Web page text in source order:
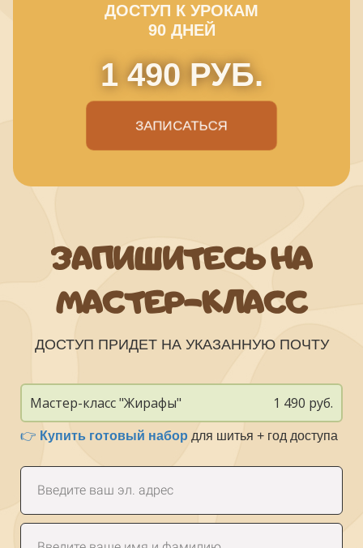
ДОСТУП К УРОКАМ
90 ДНЕЙ
1 490 РУБ.
ЗАПИСАТЬСЯ
ЗАПИШИТЕСЬ НА
МАСТЕР-КЛАСС
ДОСТУП ПРИДЕТ НА УКАЗАННУЮ ПОЧТУ
Мастер-класс "Жирафы" 1 490 руб.
👉 Купить готовый набор для шитья + год доступа